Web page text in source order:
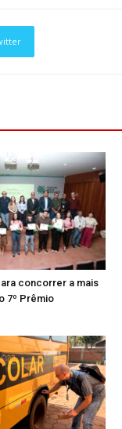
concorrer a mais
7º Prêmio